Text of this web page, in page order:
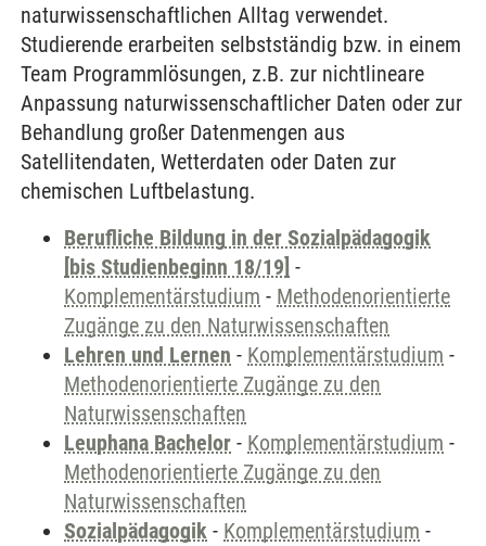
naturwissenschaftlichen Alltag verwendet.
Studierende erarbeiten selbstständig bzw. in einem
Team Programmlösungen, z.B. zur nichtlineare
Anpassung naturwissenschaftlicher Daten oder zur
Behandlung großer Datenmengen aus
Satellitendaten, Wetterdaten oder Daten zur
chemischen Luftbelastung.
Berufliche Bildung in der Sozialpädagogik
[bis Studienbeginn 18/19] -
Komplementärstudium - Methodenorientierte
Zugänge zu den Naturwissenschaften
Lehren und Lernen - Komplementärstudium -
Methodenorientierte Zugänge zu den
Naturwissenschaften
Leuphana Bachelor - Komplementärstudium -
Methodenorientierte Zugänge zu den
Naturwissenschaften
Sozialpädagogik - Komplementärstudium -